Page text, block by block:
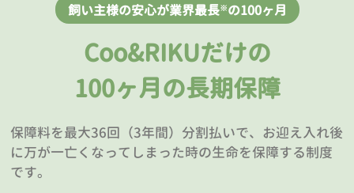
飼い主様の安心が業界最長※の100ヶ月
Coo&RIKUだけの
100ヶ月の長期保障
保障料を最大36回（3年間）分割払いで、お迎え入れ後
に万が一亡くなってしまった時の生命を保障する制度
です。